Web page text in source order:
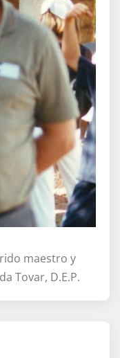
maestro y
Tovar, D.E.P.